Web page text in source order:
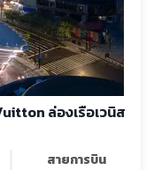
ล่องเรือเวนิส
สายการบิน